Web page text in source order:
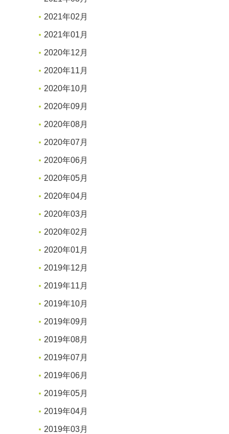
2021年02月
2021年01月
2020年12月
2020年11月
2020年10月
2020年09月
2020年08月
2020年07月
2020年06月
2020年05月
2020年04月
2020年03月
2020年02月
2020年01月
2019年12月
2019年11月
2019年10月
2019年09月
2019年08月
2019年07月
2019年06月
2019年05月
2019年04月
2019年03月